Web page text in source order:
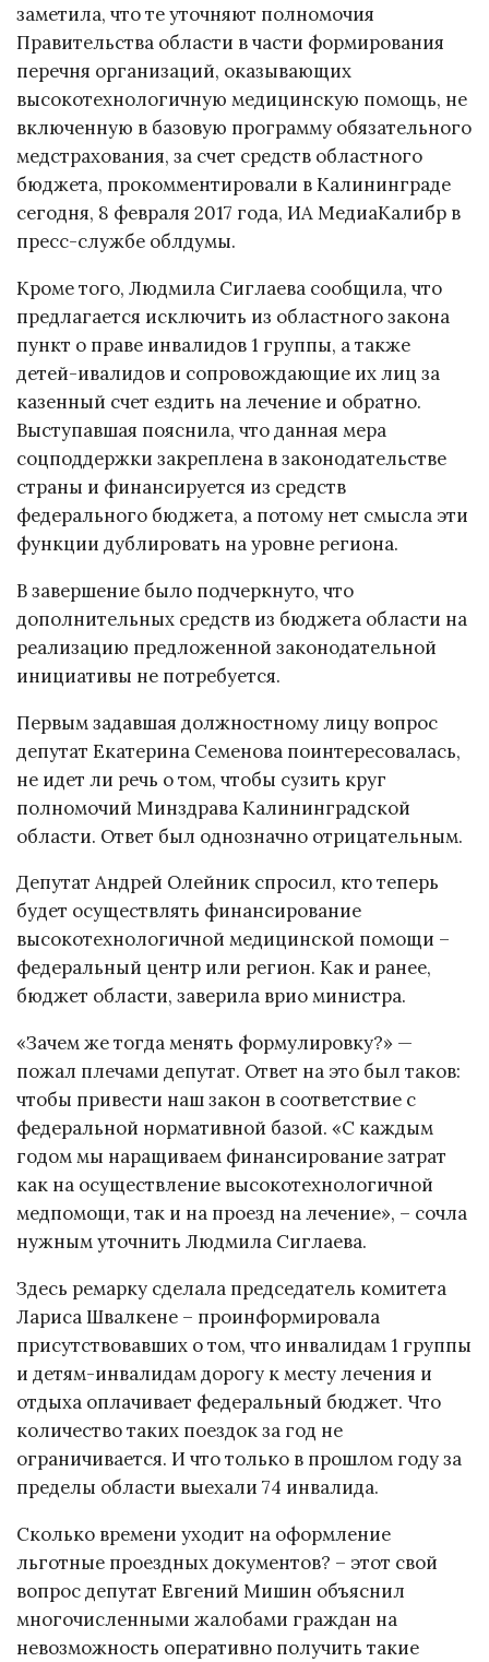
заметила, что те уточняют полномочия
Правительства области в части формирования
перечня организаций, оказывающих
высокотехнологичную медицинскую помощь, не
включенную в базовую программу обязательного
медстрахования, за счет средств областного
бюджета, прокомментировали в Калининграде
сегодня, 8 февраля 2017 года, ИА МедиаКалибр в
пресс-службе облдумы.
Кроме того, Людмила Сиглаева сообщила, что
предлагается исключить из областного закона
пункт о праве инвалидов 1 группы, а также
детей-ивалидов и сопровождающие их лиц за
казенный счет ездить на лечение и обратно.
Выступавшая пояснила, что данная мера
соцподдержки закреплена в законодательстве
страны и финансируется из средств
федерального бюджета, а потому нет смысла эти
функции дублировать на уровне региона.
В завершение было подчеркнуто, что
дополнительных средств из бюджета области на
реализацию предложенной законодательной
инициативы не потребуется.
Первым задавшая должностному лицу вопрос
депутат Екатерина Семенова поинтересовалась,
не идет ли речь о том, чтобы сузить круг
полномочий Минздрава Калининградской
области. Ответ был однозначно отрицательным.
Депутат Андрей Олейник спросил, кто теперь
будет осуществлять финансирование
высокотехнологичной медицинской помощи –
федеральный центр или регион. Как и ранее,
бюджет области, заверила врио министра.
«Зачем же тогда менять формулировку?» —
пожал плечами депутат. Ответ на это был таков:
чтобы привести наш закон в соответствие с
федеральной нормативной базой. «С каждым
годом мы наращиваем финансирование затрат
как на осуществление высокотехнологичной
медпомощи, так и на проезд на лечение», – сочла
нужным уточнить Людмила Сиглаева.
Здесь ремарку сделала председатель комитета
Лариса Швалкене – проинформировала
присутствовавших о том, что инвалидам 1 группы
и детям-инвалидам дорогу к месту лечения и
отдыха оплачивает федеральный бюджет. Что
количество таких поездок за год не
ограничивается. И что только в прошлом году за
пределы области выехали 74 инвалида.
Сколько времени уходит на оформление
льготные проездных документов? – этот свой
вопрос депутат Евгений Мишин объяснил
многочисленными жалобами граждан на
невозможность оперативно получить такие